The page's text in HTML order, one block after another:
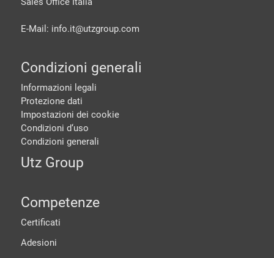
E-Mail: info.it@utzgroup.com
Condizioni generali
Informazioni legali
Protezione dati
Impostazioni dei cookie
Condizioni d‘uso
Condizioni generali
Utz Group
Competenze
Certificati
Adesioni